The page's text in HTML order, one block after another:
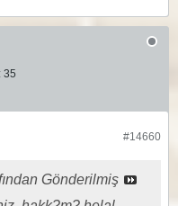
35
#14660
Gönderilmiş